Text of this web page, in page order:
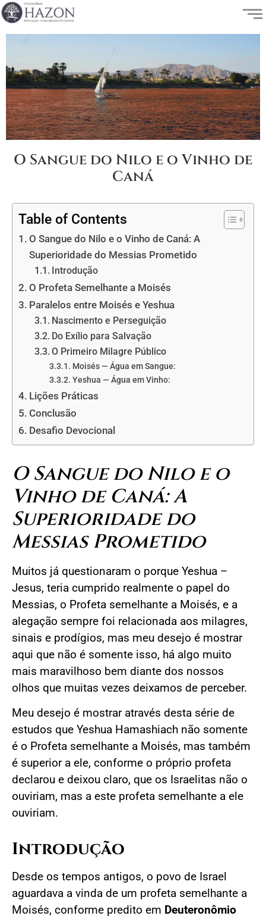
O Sangue do Nilo e o Vinho de
Caná
Table of Contents
O Sangue do Nilo e o Vinho de Caná: A
Superioridade do Messias Prometido
Introdução
O Profeta Semelhante a Moisés
Paralelos entre Moisés e Yeshua
Nascimento e Perseguição
Do Exílio para Salvação
O Primeiro Milagre Público
Moisés — Água em Sangue:
Yeshua — Água em Vinho:
Lições Práticas
Conclusão
Desafio Devocional
O Sangue do Nilo e o
Vinho de Caná: A
Superioridade do
Messias Prometido
Muitos já questionaram o porque Yeshua –
Jesus, teria cumprido realmente o papel do
Messias, o Profeta semelhante a Moisés, e a
alegação sempre foi relacionada aos milagres,
sinais e prodígios, mas meu desejo é mostrar
aqui que não é somente isso, há algo muito
mais maravilhoso bem diante dos nossos
olhos que muitas vezes deixamos de perceber.
Meu desejo é mostrar através desta série de
estudos que Yeshua Hamashiach não somente
é o Profeta semelhante a Moisés, mas também
é superior a ele, conforme o próprio profeta
declarou e deixou claro, que os Israelitas não o
ouviriam, mas a este profeta semelhante a ele
ouviriam.
Introdução
Desde os tempos antigos, o povo de Israel
aguardava a vinda de um profeta semelhante a
Moisés, conforme predito em Deuteronômio